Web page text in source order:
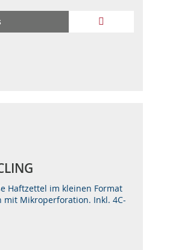
Haftzettel im kleinen Format
mit Mikroperforation. Inkl. 4C-